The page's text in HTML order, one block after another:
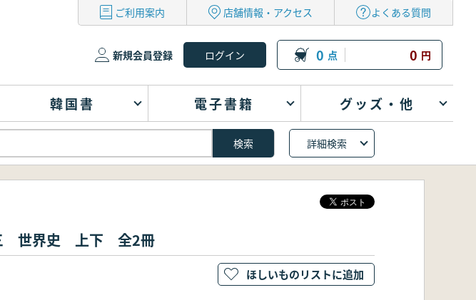
ご利用案内 店舗情報・アクセス よくある質問
新規会員登録 0 点 0 円
韓国書 電子書籍 グッズ・他
詳細検索
世界史 上下 全2冊
ほしいものリストに追加